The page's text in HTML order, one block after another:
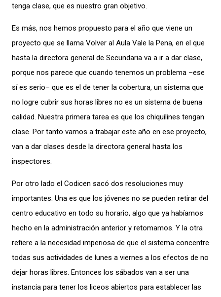
tenga clase, que es nuestro gran objetivo.
Es más, nos hemos propuesto para el año que viene un
proyecto que se llama Volver al Aula Vale la Pena, en el que
hasta la directora general de Secundaria va a ir a dar clase,
porque nos parece que cuando tenemos un problema –ese
sí es serio– que es el de tener la cobertura, un sistema que
no logre cubrir sus horas libres no es un sistema de buena
calidad. Nuestra primera tarea es que los chiquilines tengan
clase. Por tanto vamos a trabajar este año en ese proyecto,
van a dar clases desde la directora general hasta los
inspectores.
Por otro lado el Codicen sacó dos resoluciones muy
importantes. Una es que los jóvenes no se pueden retirar del
centro educativo en todo su horario, algo que ya habíamos
hecho en la administración anterior y retomamos. Y la otra
refiere a la necesidad imperiosa de que el sistema concentre
todas sus actividades de lunes a viernes a los efectos de no
dejar horas libres. Entonces los sábados van a ser una
instancia para tener los liceos abiertos para establecer las